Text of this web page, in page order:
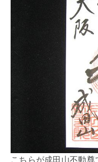
こちらが成田山不動